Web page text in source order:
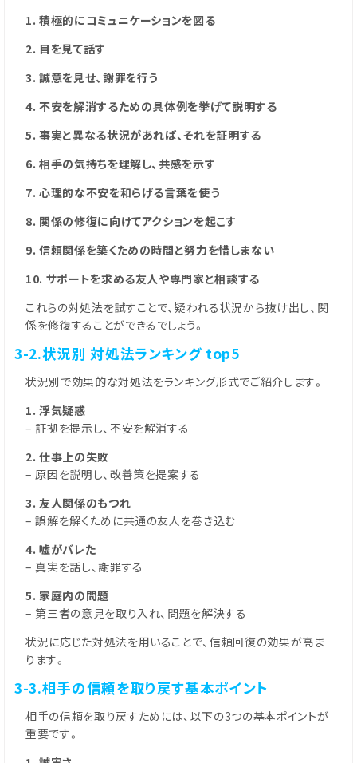
1. 積極的にコミュニケーションを図る
2. 目を見て話す
3. 誠意を見せ、謝罪を行う
4. 不安を解消するための具体例を挙げて説明する
5. 事実と異なる状況があれば、それを証明する
6. 相手の気持ちを理解し、共感を示す
7. 心理的な不安を和らげる言葉を使う
8. 関係の修復に向けてアクションを起こす
9. 信頼関係を築くための時間と努力を惜しまない
10. サポートを求める友人や専門家と相談する
これらの対処法を試すことで、疑われる状況から抜け出し、関
係を修復することができるでしょう。
3-2.状況別 対処法ランキング top5
状況別で効果的な対処法をランキング形式でご紹介します。
1. 浮気疑惑
– 証拠を提示し、不安を解消する
2. 仕事上の失敗
– 原因を説明し、改善策を提案する
3. 友人関係のもつれ
– 誤解を解くために共通の友人を巻き込む
4. 嘘がバレた
– 真実を話し、謝罪する
5. 家庭内の問題
– 第三者の意見を取り入れ、問題を解決する
状況に応じた対処法を用いることで、信頼回復の効果が高ま
ります。
3-3.相手の信頼を取り戻す基本ポイント
相手の信頼を取り戻すためには、以下の3つの基本ポイントが
重要です。